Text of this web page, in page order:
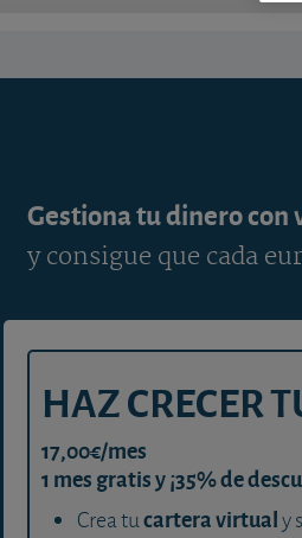
Gestiona tu dinero con
y consigue que cada
HAZ CRECER
17,00€/mes
1 mes gratis y ¡35% de
Crea tucartera virtualy